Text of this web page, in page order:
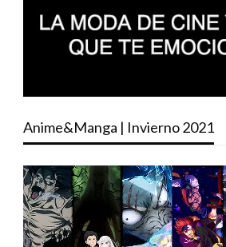
Anime&Manga | Invierno 2021